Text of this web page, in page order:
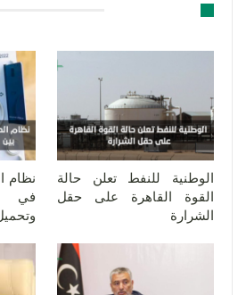
الوطنية للنفط تعلن حالة
القوة القاهرة على حقل
الشرارة
نظام
في